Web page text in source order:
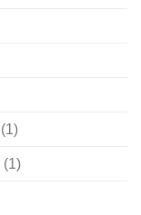
(1)
(1)